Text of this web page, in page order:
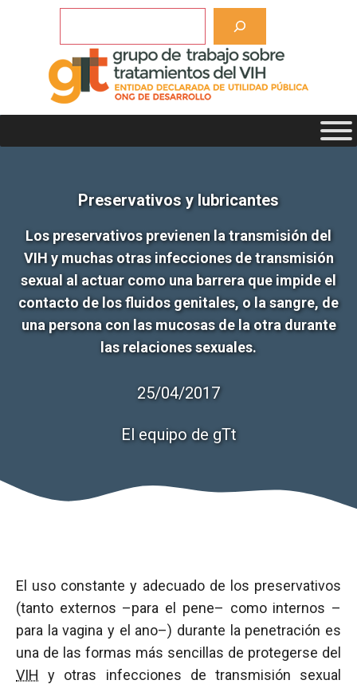
Preservativos y lubricantes
Los preservativos previenen la transmisión del
VIH y muchas otras infecciones de transmisión
sexual al actuar como una barrera que impide el
contacto de los fluidos genitales, o la sangre, de
una persona con las mucosas de la otra durante
las relaciones sexuales.
25/04/2017
El equipo de gTt
El uso constante y adecuado de los preservativos
(tanto externos –para el pene– como internos –
para la vagina y el ano–) durante la penetración es
una de las formas más sencillas de protegerse del
VIH y otras infecciones de transmisión sexual